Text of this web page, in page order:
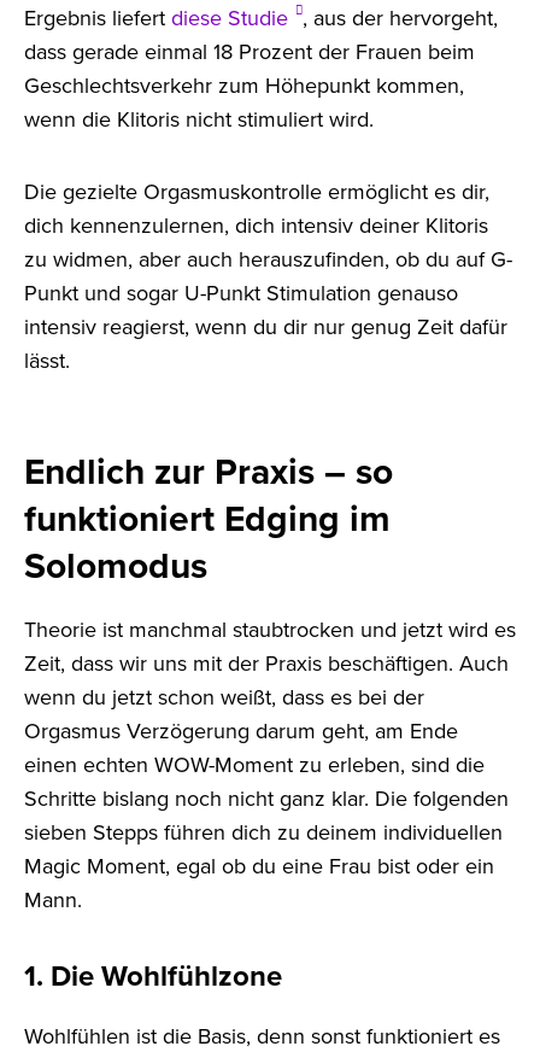
Ergebnis liefert diese Studie , aus der hervorgeht,
dass gerade einmal 18 Prozent der Frauen beim
Geschlechtsverkehr zum Höhepunkt kommen,
wenn die Klitoris nicht stimuliert wird.
Die gezielte Orgasmuskontrolle ermöglicht es dir,
dich kennenzulernen, dich intensiv deiner Klitoris
zu widmen, aber auch herauszufinden, ob du auf G-
Punkt und sogar U-Punkt Stimulation genauso
intensiv reagierst, wenn du dir nur genug Zeit dafür
lässt.
Endlich zur Praxis – so
funktioniert Edging im
Solomodus
Theorie ist manchmal staubtrocken und jetzt wird es
Zeit, dass wir uns mit der Praxis beschäftigen. Auch
wenn du jetzt schon weißt, dass es bei der
Orgasmus Verzögerung darum geht, am Ende
einen echten WOW-Moment zu erleben, sind die
Schritte bislang noch nicht ganz klar. Die folgenden
sieben Stepps führen dich zu deinem individuellen
Magic Moment, egal ob du eine Frau bist oder ein
Mann.
1. Die Wohlfühlzone
Wohlfühlen ist die Basis, denn sonst funktioniert es